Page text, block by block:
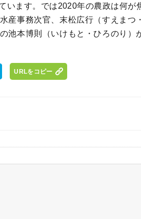
います。では2020年の農政は何が
産事務次官、末松広行（すえまつ
池本博則（いけもと・ひろのり）
URLをコピー